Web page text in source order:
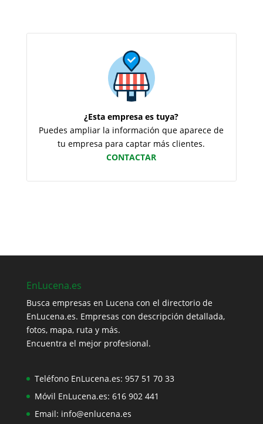
¿Esta empresa es tuya?
Puedes ampliar la información que aparece de
tu empresa para captar más clientes.
CONTACTAR
EnLucena.es
Busca empresas en Lucena con el directorio de
EnLucena.es. Empresas con descripción detallada,
fotos, mapa, ruta y más.
Encuentra el mejor profesional.
Teléfono EnLucena.es: 957 51 70 33
Móvil EnLucena.es: 616 902 441
Email: info@enlucena.es